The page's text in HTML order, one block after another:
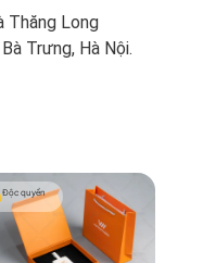
Thăng Long
Trưng, Hà Nội.
Độc quyền